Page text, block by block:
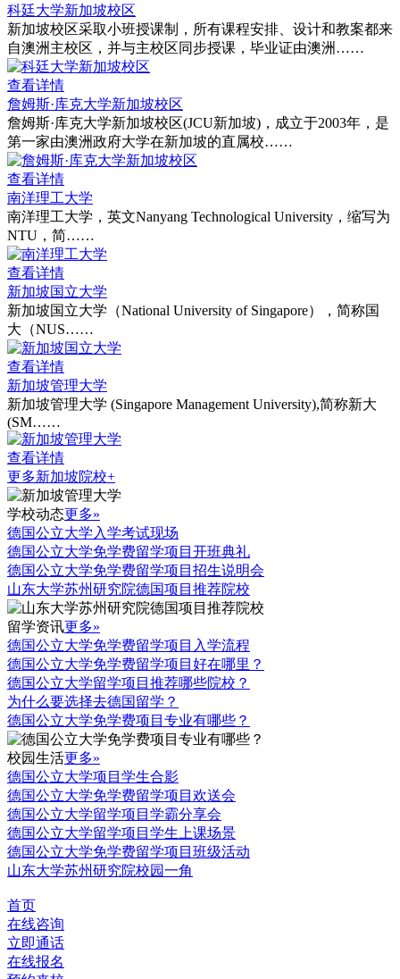
科廷大学新加坡校区
新加坡校区采取小班授课制，所有课程安排、设计和教案都来
自澳洲主校区，并与主校区同步授课，毕业证由澳洲……
查看详情
詹姆斯·库克大学新加坡校区
詹姆斯·库克大学新加坡校区(JCU新加坡)，成立于2003年，是
第一家由澳洲政府大学在新加坡的直属校……
查看详情
南洋理工大学
南洋理工大学，英文Nanyang Technological University，缩写为
NTU，简……
查看详情
新加坡国立大学
新加坡国立大学（National University of Singapore），简称国
大（NUS……
查看详情
新加坡管理大学
新加坡管理大学 (Singapore Management University),简称新大
(SM……
查看详情
更多新加坡院校+
学校动态更多»
德国公立大学入学考试现场
德国公立大学免学费留学项目开班典礼
德国公立大学免学费留学项目招生说明会
山东大学苏州研究院德国项目推荐院校
留学资讯更多»
德国公立大学免学费留学项目入学流程
德国公立大学免学费留学项目好在哪里？
德国公立大学留学项目推荐哪些院校？
为什么要选择去德国留学？
德国公立大学免学费项目专业有哪些？
校园生活更多»
德国公立大学项目学生合影
德国公立大学免学费留学项目欢送会
德国公立大学留学项目学霸分享会
德国公立大学留学项目学生上课场景
德国公立大学免学费留学项目班级活动
山东大学苏州研究院校园一角
首页
在线咨询
立即通话
在线报名